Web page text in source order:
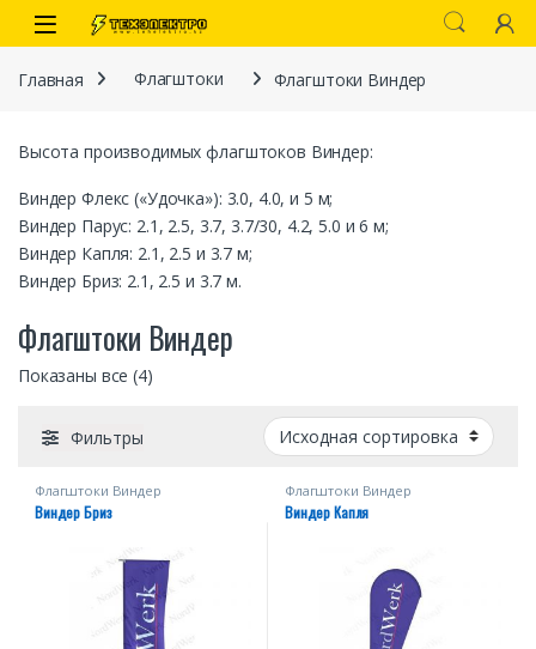
Перейти к навигации
перейти к содержанию
Open
Главная Флагштоки Флагштоки Виндер
Высота производимых флагштоков Виндер:
Виндер Флекс («Удочка»): 3.0, 4.0, и 5 м;
Виндер Парус: 2.1, 2.5, 3.7, 3.7/30, 4.2, 5.0 и 6 м;
Виндер Капля: 2.1, 2.5 и 3.7 м;
Виндер Бриз: 2.1, 2.5 и 3.7 м.
Флагштоки Виндер
Показаны все (4)
Фильтры
Флагштоки Виндер
Виндер Бриз
Флагштоки Виндер
Виндер Капля